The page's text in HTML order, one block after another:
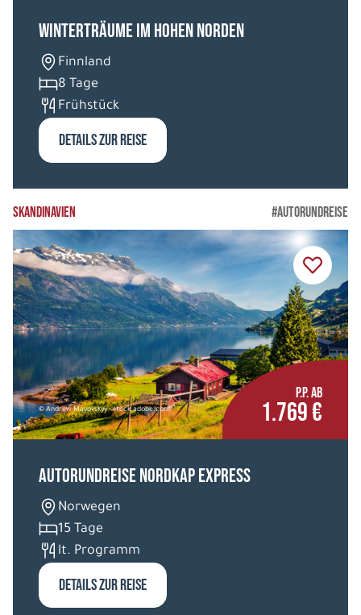
Winterträume im hohen Norden
Finnland
8 Tage
Frühstück
DETAILS ZUR REISE
SKANDINAVIEN #AUTORUNDREISE
© Andrew Mayovskyy - stock.adobe.com
P.P. AB
1.769 €
Autorundreise Nordkap Express
Norwegen
15 Tage
lt. Programm
DETAILS ZUR REISE